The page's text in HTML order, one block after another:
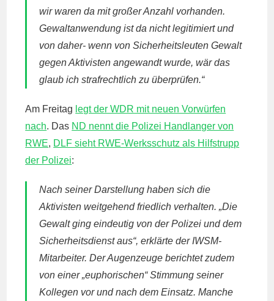
wir waren da mit großer Anzahl vorhanden.
Gewaltanwendung ist da nicht legitimiert und
von daher- wenn von Sicherheitsleuten Gewalt
gegen Aktivisten angewandt wurde, wär das
glaub ich strafrechtlich zu überprüfen.“
Am Freitag legt der WDR mit neuen Vorwürfen
nach. Das ND nennt die Polizei Handlanger von
RWE, DLF sieht RWE-Werksschutz als Hilfstrupp
der Polizei:
Nach seiner Darstellung haben sich die
Aktivisten weitgehend friedlich verhalten. „Die
Gewalt ging eindeutig von der Polizei und dem
Sicherheitsdienst aus“, erklärte der IWSM-
Mitarbeiter. Der Augenzeuge berichtet zudem
von einer „euphorischen“ Stimmung seiner
Kollegen vor und nach dem Einsatz. Manche